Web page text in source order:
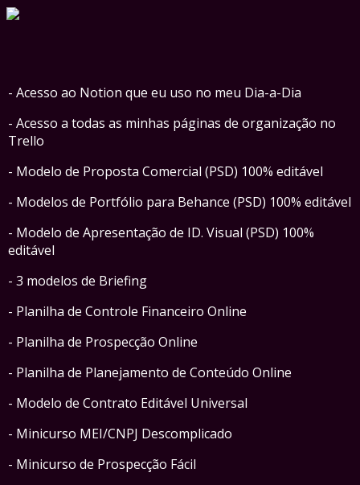
- Acesso ao Notion que eu uso no meu Dia-a-Dia
- Acesso a todas as minhas páginas de organização no
Trello
- Modelo de Proposta Comercial (PSD) 100% editável
- Modelos de Portfólio para Behance (PSD) 100% editável
- Modelo de Apresentação de ID. Visual (PSD) 100%
editável
- 3 modelos de Briefing
- Planilha de Controle Financeiro Online
- Planilha de Prospecção Online
- Planilha de Planejamento de Conteúdo Online
- Modelo de Contrato Editável Universal
- Minicurso MEI/CNPJ Descomplicado
- Minicurso de Prospecção Fácil